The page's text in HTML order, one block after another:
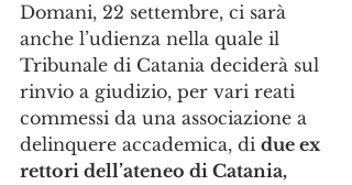
Domani, 22 settembre, ci sarà
anche l’udienza nella quale il
Tribunale di Catania deciderà sul
rinvio a giudizio, per vari reati
commessi da una associazione a
delinquere accademica, di due ex
rettori dell’ateneo di Catania,